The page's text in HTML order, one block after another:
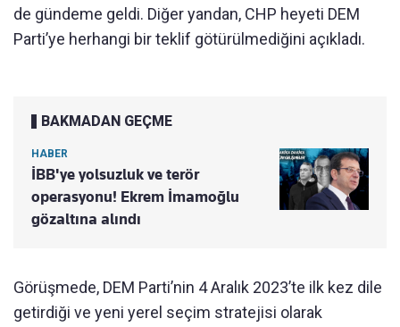
de gündeme geldi. Diğer yandan, CHP heyeti DEM
Parti’ye herhangi bir teklif götürülmediğini açıkladı.
BAKMADAN GEÇME
HABER
İBB'ye yolsuzluk ve terör
operasyonu! Ekrem İmamoğlu
gözaltına alındı
Görüşmede, DEM Parti’nin 4 Aralık 2023’te ilk kez dile
getirdiği ve yeni yerel seçim stratejisi olarak